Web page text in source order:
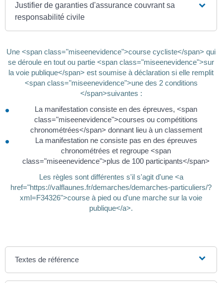
Justifier de garanties d'assurance couvrant sa
responsabilité civile
Une <span class="miseenevidence">course cycliste</span> qui
se déroule en tout ou partie <span class="miseenevidence">sur
la voie publique</span> est soumise à déclaration si elle remplit
<span class="miseenevidence">une des 2 conditions
</span>suivantes :
La manifestation consiste en des épreuves, <span
class="miseenevidence">courses ou compétitions
chronométrées</span> donnant lieu à un classement
La manifestation ne consiste pas en des épreuves
chronométrées et regroupe <span
class="miseenevidence">plus de 100 participants</span>
Les règles sont différentes s'il s'agit d'une <a
href="https://valflaunes.fr/demarches/demarches-particuliers/?
xml=F34326">course à pied ou d'une marche sur la voie
publique</a>.
Textes de référence